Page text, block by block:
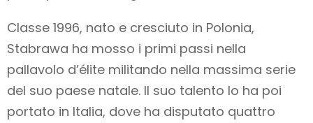
Classe 1996, nato e cresciuto in Polonia,
Stabrawa ha mosso i primi passi nella
pallavolo d’élite militando nella massima serie
del suo paese natale. Il suo talento lo ha poi
portato in Italia, dove ha disputato quattro